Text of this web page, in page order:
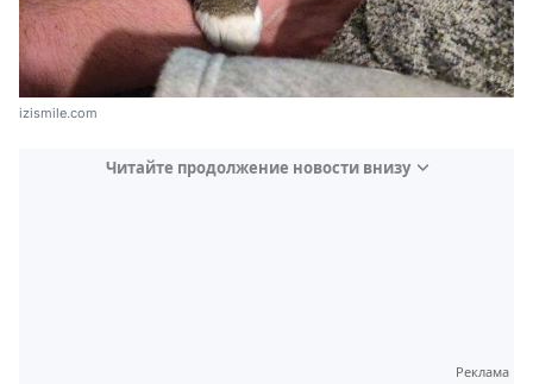
izismile.com
Читайте продолжение новости внизу
Реклама